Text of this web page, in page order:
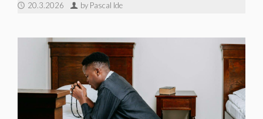
20.3.2026 by Pascal Ide